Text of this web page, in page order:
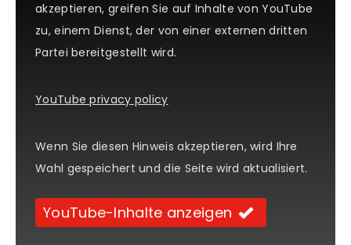
akzeptieren, greifen Sie auf Inhalte von YouTube
zu, einem Dienst, der von einer externen dritten
Partei bereitgestellt wird.
YouTube privacy policy
Wenn Sie diesen Hinweis akzeptieren, wird Ihre
Wahl gespeichert und die Seite wird aktualisiert.
YouTube-Inhalte anzeigen